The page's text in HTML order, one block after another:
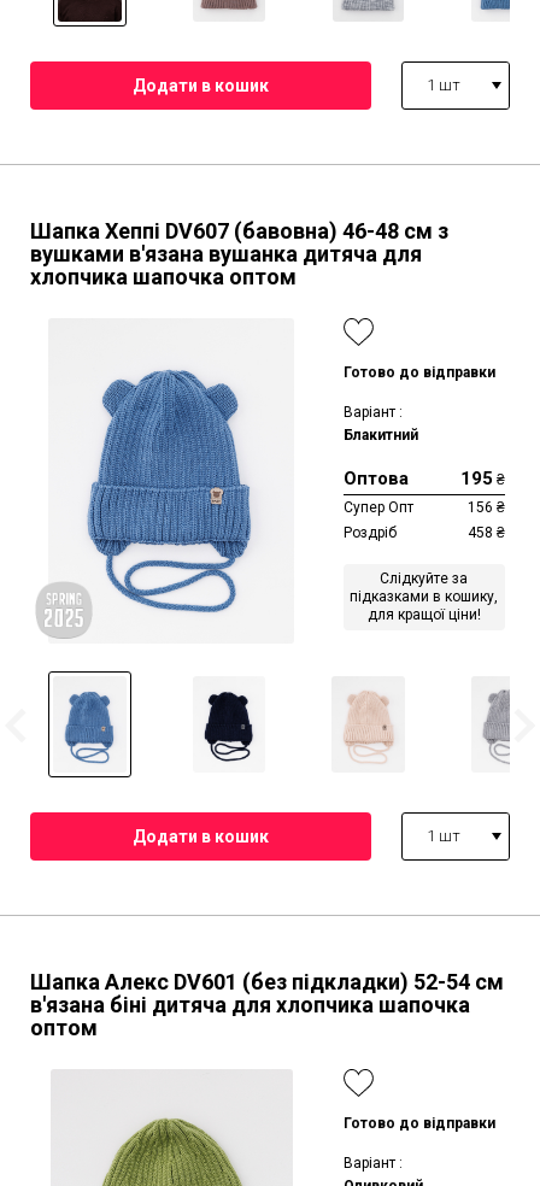
1 шт
Шапка Хеппі DV607 (бавовна) 46-48 см з
вушками в'язана вушанка дитяча для
хлопчика шапочка оптом
Готово до відправки
Варіант :
Блакитний
Оптова 195 ₴
Супер Опт
156 ₴
Роздріб
458 ₴
Слідкуйте за
підказками в кошику,
для кращої ціни!
1 шт
Шапка Алекс DV601 (без підкладки) 52-54 см
в'язана біні дитяча для хлопчика шапочка
оптом
Готово до відправки
Варіант :